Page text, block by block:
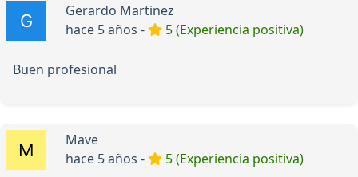
Gerardo Martinez
hace 5 años -
5 (Experiencia positiva)
Buen profesional
Mave
hace 5 años -
5 (Experiencia positiva)